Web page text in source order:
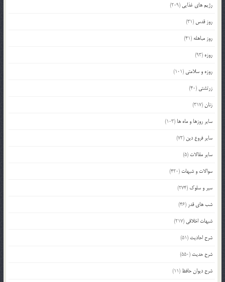
رژیم های غذایی (209)
روز قدس (31)
روز مباهله (41)
روزه (93)
روزه و سلامتی (101)
زرتشتی (40)
زنان(317)
سایر روزها و ماه ها (103)
سایر فروع دین (72)
سایر مقالات (5)
سوالات و شبهات (420)
سیر و سلوک (274)
شب های قدر (46)
شبهات اخلاقی (217)
شرح احادیث (51)
شرح حدیث (550)
شرح دیوان حافظ (11)